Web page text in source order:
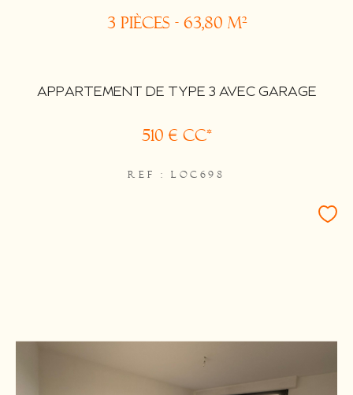
3 pièces - 63,80 m²
APPARTEMENT DE TYPE 3 AVEC GARAGE
510 € CC*
REF : LOC698